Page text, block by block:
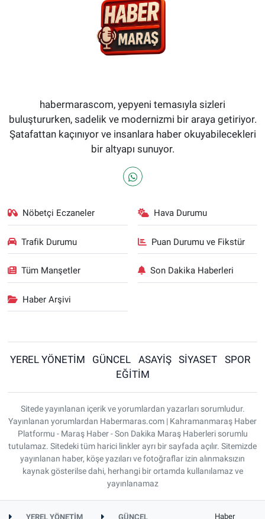
habermarascom, yepyeni temasıyla sizleri
buluştururken, sadelik ve modernizmi bir araya getiriyor.
Şatafattan kaçınıyor ve insanlara haber okuyabilecekleri
bir altyapı sunuyor.
Nöbetçi Eczaneler Hava Durumu
Trafik Durumu Puan Durumu ve Fikstür
Tüm Manşetler Son Dakika Haberleri
Haber Arşivi
YEREL YÖNETİM GÜNCEL ASAYİŞ SİYASET
SPOR
EĞİTİM
Sitede yayınlanan içerik ve yorumlardan yazarları sorumludur.
Yayınlanan yorumlardan Habermaras.com | Kahramanmaraş Haber
Platformu - Maraş Haber - Son Dakika Maraş Haberleri sorumlu
tutulamaz. Sitedeki tüm harici linkler ayrı bir sayfada açılır. Sitemizde
yayınlanan haber, köşe yazıları ve fotoğraflar izin alınmaksızın
kaynak gösterilse dahi, herhangi bir ortamda kullanılamaz ve
yayınlanamaz
YEREL YÖNETİM GÜNCEL Haber